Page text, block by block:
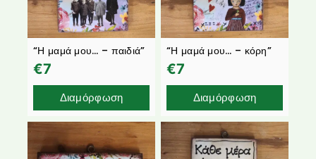
“Η μαμά μου… – παιδιά”
€7
Διαμόρφωση
“Η μαμά μου… – κόρη”
€7
Διαμόρφωση